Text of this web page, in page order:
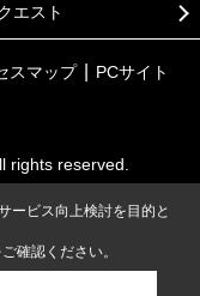
エスト
スマップ PCサイト
rights reserved.
ービス向上検討を目的と
ご確認ください。